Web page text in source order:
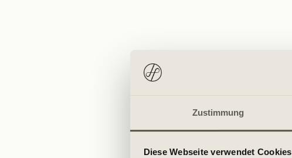
Zustimmung
Diese Webseite verwendet Cookies